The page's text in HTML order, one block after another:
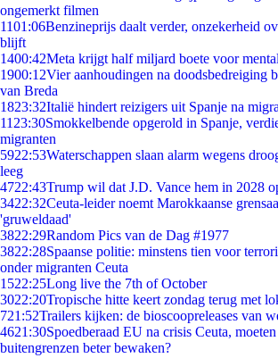
ongemerkt filmen
1101:06Benzineprijs daalt verder, onzekerheid
blijft
1400:42Meta krijgt half miljard boete voor
1900:12Vier aanhoudingen na doodsbedreiging
van Breda
1823:32Italië hindert reizigers uit Spanje na
11 23:30Smokkelbende opgerold in Spanje,
migranten
5922:53Waterschappen slaan alarm wegens
leeg
4722:43Trump wil dat J.D. Vance hem in 2028
3422:32Ceuta-leider noemt Marokkaanse
'gruweldaad'
3822:29Random Pics van de Dag #1977
3822:28Spaanse politie: minstens tien voor
onder migranten Ceuta
1522:25Long live the 7th of October
3022:20Tropische hitte keert zondag terug met
721:52Trailers kijken: de bioscoopreleases van
4621:30Spoedberaad EU na crisis Ceuta,
buitengrenzen beter bewaken?